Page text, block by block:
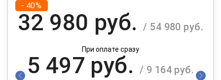
- 40%
32 980 руб. / 54 980 руб.
При оплате сразу
5 497 руб. / 9 164 руб.